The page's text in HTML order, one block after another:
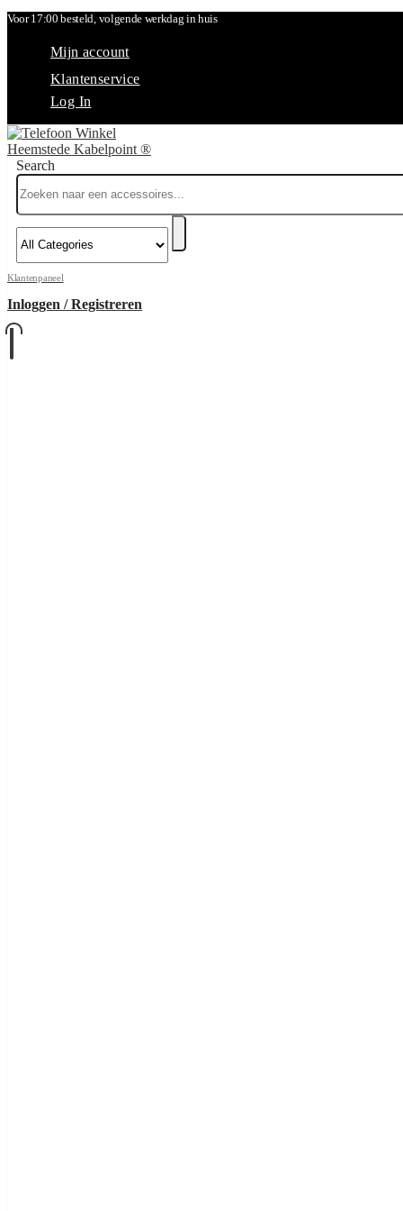
Voor 17:00 besteld, volgende werkdag in huis
Mijn account
Klantenservice
Log In
Search
Klantenpaneel
Inloggen / Registreren